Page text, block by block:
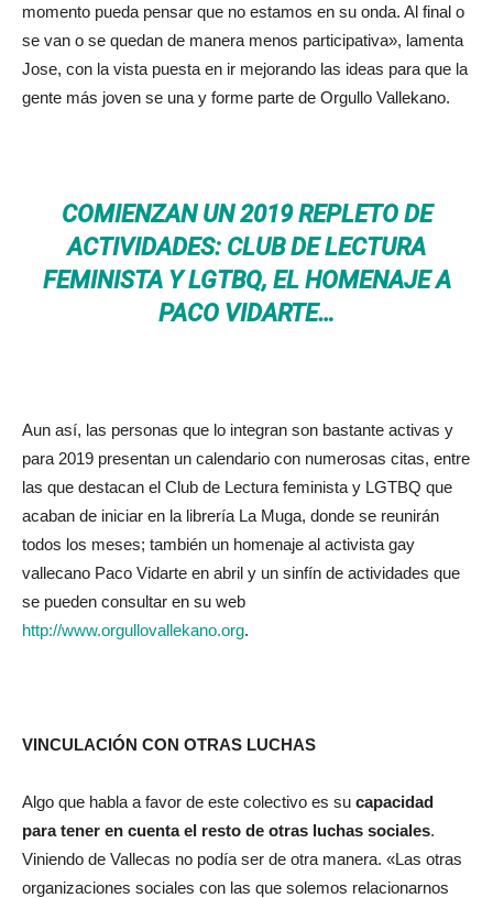
momento pueda pensar que no estamos en su onda. Al final o
se van o se quedan de manera menos participativa», lamenta
Jose, con la vista puesta en ir mejorando las ideas para que la
gente más joven se una y forme parte de Orgullo Vallekano.
COMIENZAN UN 2019 REPLETO DE
ACTIVIDADES: CLUB DE LECTURA
FEMINISTA Y LGTBQ, EL HOMENAJE A
PACO VIDARTE…
Aun así, las personas que lo integran son bastante activas y
para 2019 presentan un calendario con numerosas citas, entre
las que destacan el Club de Lectura feminista y LGTBQ que
acaban de iniciar en la librería La Muga, donde se reunirán
todos los meses; también un homenaje al activista gay
vallecano Paco Vidarte en abril y un sinfín de actividades que
se pueden consultar en su web
http://www.orgullovallekano.org.
VINCULACIÓN CON OTRAS LUCHAS
Algo que habla a favor de este colectivo es su capacidad
para tener en cuenta el resto de otras luchas sociales.
Viniendo de Vallecas no podía ser de otra manera. «Las otras
organizaciones sociales con las que solemos relacionarnos